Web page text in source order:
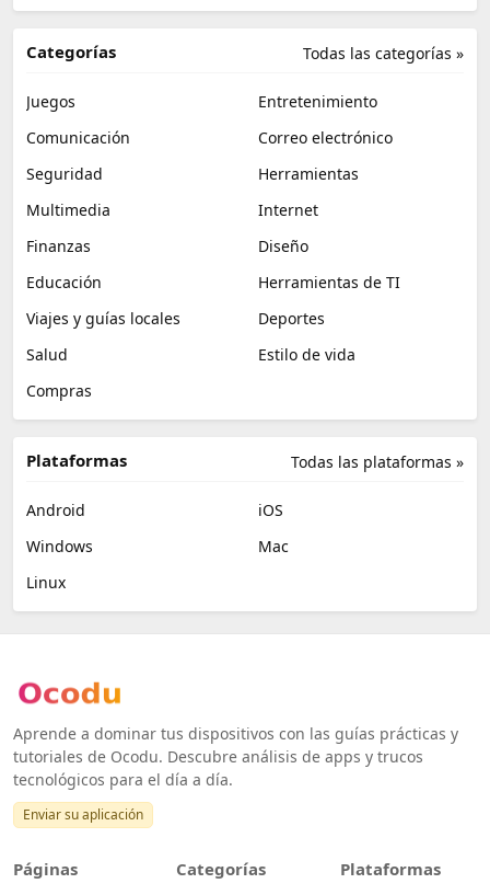
Todas las categorías »
Categorías
Juegos
Entretenimiento
Comunicación
Correo electrónico
Seguridad
Herramientas
Multimedia
Internet
Finanzas
Diseño
Educación
Herramientas de TI
Viajes y guías locales
Deportes
Salud
Estilo de vida
Compras
Todas las plataformas »
Plataformas
Android
iOS
Windows
Mac
Linux
Aprende a dominar tus dispositivos con las guías prácticas y
tutoriales de Ocodu. Descubre análisis de apps y trucos
tecnológicos para el día a día.
Enviar su aplicación
Páginas Categorías Plataformas